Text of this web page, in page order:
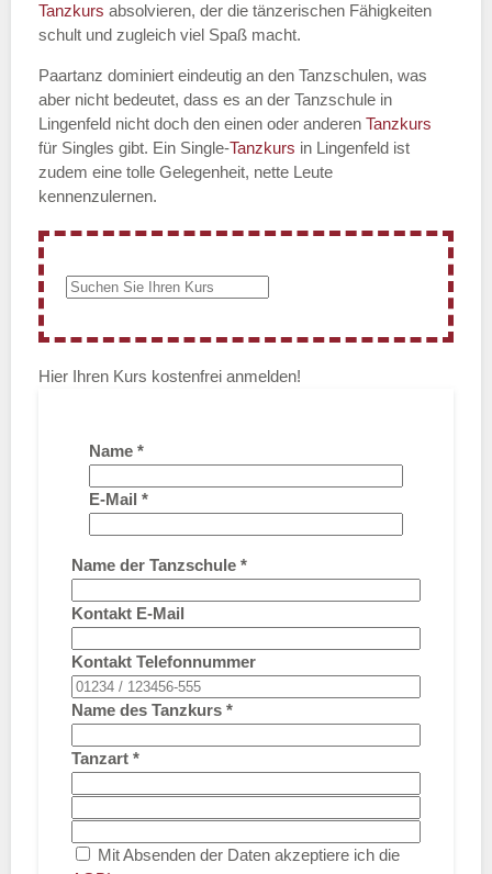
Tanzkurs absolvieren, der die tänzerischen Fähigkeiten
schult und zugleich viel Spaß macht.
Paartanz dominiert eindeutig an den Tanzschulen, was
aber nicht bedeutet, dass es an der Tanzschule in
Lingenfeld nicht doch den einen oder anderen Tanzkurs
für Singles gibt. Ein Single-Tanzkurs in Lingenfeld ist
zudem eine tolle Gelegenheit, nette Leute
kennenzulernen.
Hier Ihren Kurs kostenfrei anmelden!
Name *
E-Mail *
Name der Tanzschule *
Kontakt E-Mail
Kontakt Telefonnummer
Name des Tanzkurs *
Tanzart *
Mit Absenden der Daten akzeptiere ich die